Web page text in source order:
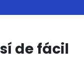
de fácil